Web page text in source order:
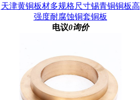
天津黄铜板材多规格尺寸锡青铜铜板高
强度耐腐蚀铜套铜板
电议0询价